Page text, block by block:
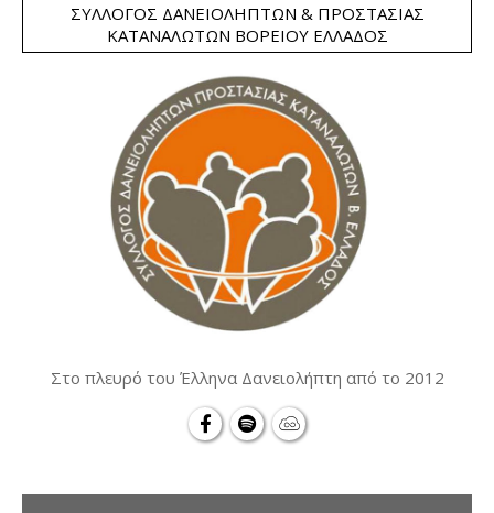
ΣΎΛΛΟΓΟΣ ΔΑΝΕΙΟΛΗΠΤΏΝ & ΠΡΟΣΤΑΣΊΑΣ
ΚΑΤΑΝΑΛΩΤΏΝ ΒΟΡΕΊΟΥ ΕΛΛΆΔΟΣ
Στο πλευρό του Έλληνα Δανειολήπτη από το 2012